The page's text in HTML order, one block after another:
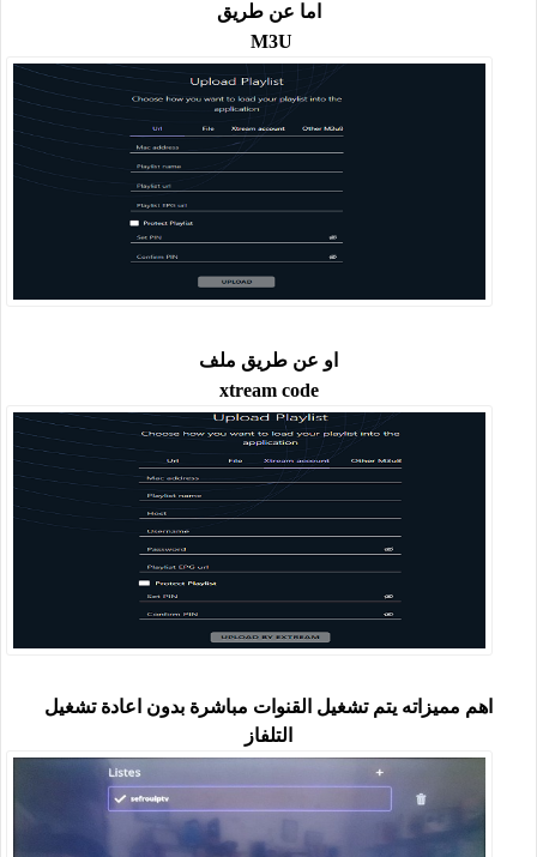
اما عن طريق
M3U
او عن طريق ملف
xtream code
اهم مميزاته يتم تشغيل القنوات مباشرة بدون اعادة تشغيل
التلفاز